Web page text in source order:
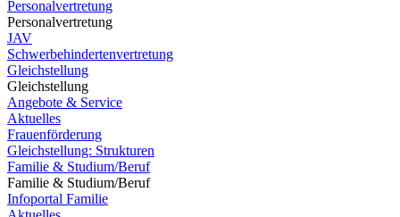
Personalvertretung
Personalvertretung
JAV
Schwerbehindertenvertretung
Gleichstellung
Gleichstellung
Angebote & Service
Aktuelles
Frauenförderung
Gleichstellung: Strukturen
Familie & Studium/Beruf
Familie & Studium/Beruf
Infoportal Familie